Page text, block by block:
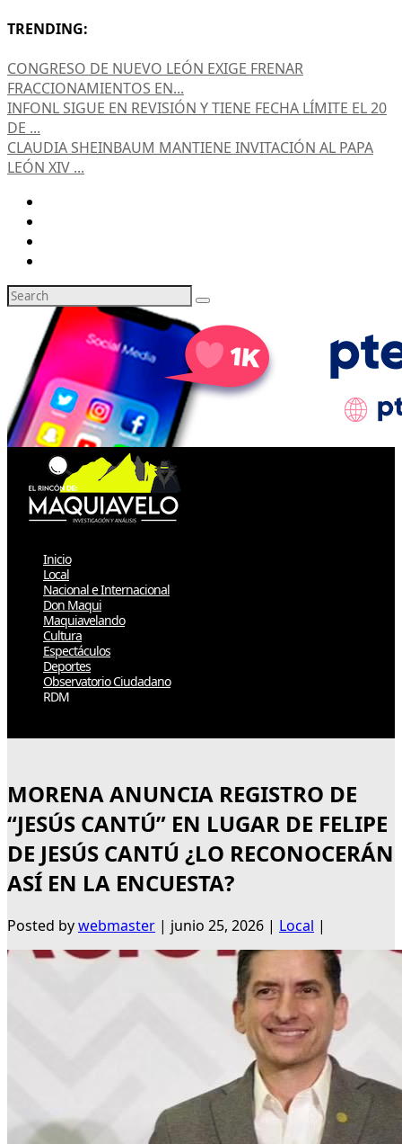
TRENDING:
CONGRESO DE NUEVO LEÓN EXIGE FRENAR
FRACCIONAMIENTOS EN...
INFONL SIGUE EN REVISIÓN Y TIENE FECHA LÍMITE EL 20
DE ...
CLAUDIA SHEINBAUM MANTIENE INVITACIÓN AL PAPA
LEÓN XIV ...
Inicio
Local
Nacional e Internacional
Don Maqui
Maquiavelando
Cultura
Espectáculos
Deportes
Observatorio Ciudadano
RDM
MORENA ANUNCIA REGISTRO DE
“JESÚS CANTÚ” EN LUGAR DE FELIPE
DE JESÚS CANTÚ ¿LO RECONOCERÁN
ASÍ EN LA ENCUESTA?
Posted bywebmaster | junio 25, 2026 | Local |